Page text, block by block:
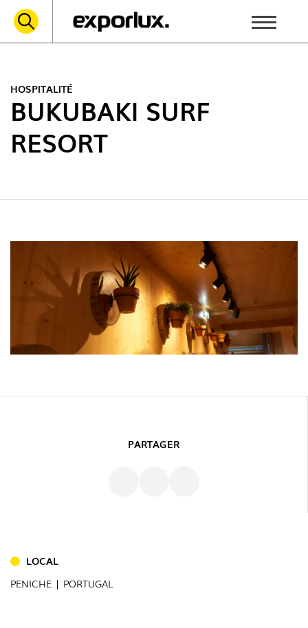
HOSPITALITÉ
BUKUBAKI SURF
RESORT
PARTAGER
LOCAL
PENICHE | PORTUGAL